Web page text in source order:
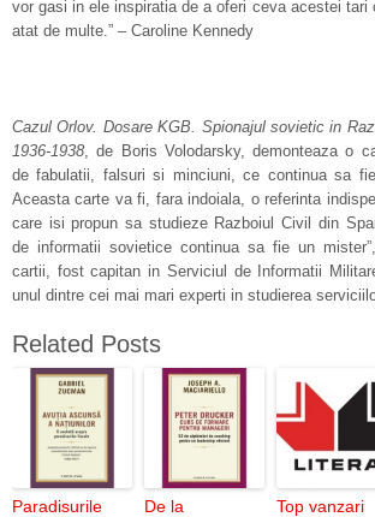
vor gasi in ele inspiratia de a oferi ceva acestei tari
atat de multe.” – Caroline Kennedy
Cazul Orlov. Dosare KGB. Spionajul sovietic in
1936-1938, de Boris Volodarsky, demonteaza o
de fabulatii, falsuri si minciuni, ce continua sa
Aceasta carte va fi, fara indoiala, o referinta
care isi propun sa studieze Razboiul Civil din
de informatii sovietice continua sa fie un
cartii, fost capitan in Serviciul de Informatii
unul dintre cei mai mari experti in studierea
Related Posts
Paradisurile
De la
Top vanzari